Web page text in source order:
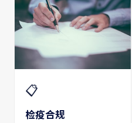
📋
检疫合规